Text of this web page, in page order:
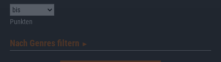
Punkten
Nach Genres filtern ►︎